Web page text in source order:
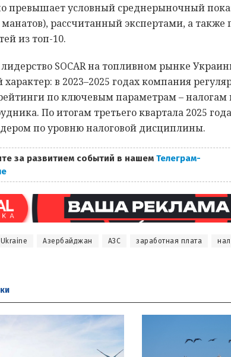
превышает условный среднерыночный
рассчитанный экспертами, а также
из топ-10.
SOCAR на топливном рынке
в 2023–2025 годах компания
по ключевым параметрам – налогам
По итогам третьего квартала 2025
по уровню налоговой дисциплины.
за развитием событий в нашем Телеграм-
Ukraine Азербайджан АЗС заработная плата